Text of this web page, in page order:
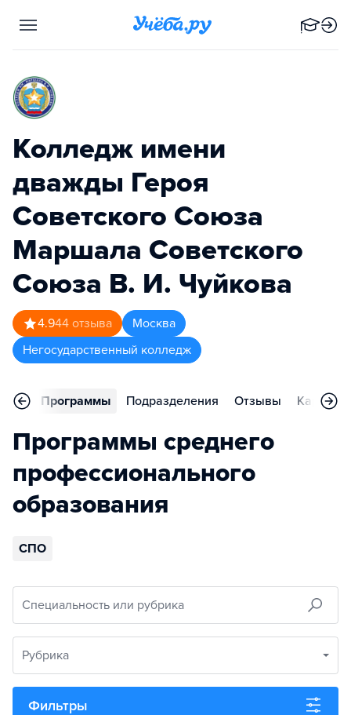
Колледж имени
дважды Героя
Советского Союза
Маршала Советского
Союза В. И. Чуйкова
4.944 отзыва
Москва
Негосударственный колледж
Программы Подразделения Отзывы Карьера
Программы среднего
профессионального
образования
СПО
Специальность или рубрика
Рубрика
Фильтры